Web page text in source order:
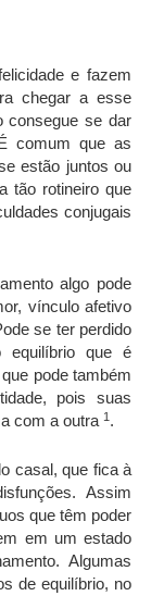
e fazem
chegar a esse
consegue se dar
comum que as
estão juntos ou
tão rotineiro que
conjugais
algo pode
vínculo afetivo
se ter perdido
equilíbrio que é
pode também
pois suas
com a outra 1 .
casal, que fica à
Assim
que têm poder
em um estado
Algumas
de equilíbrio, no